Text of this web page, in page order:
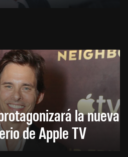
la nueva
de Apple TV